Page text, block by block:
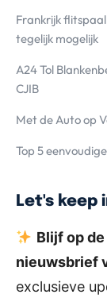
Frankrijk
tegelijk mogelijk
A24 Tol
CJIB
Met de Auto op
Top 5
Let's keep
Blijf op
nieuwsbrief
exclusieve